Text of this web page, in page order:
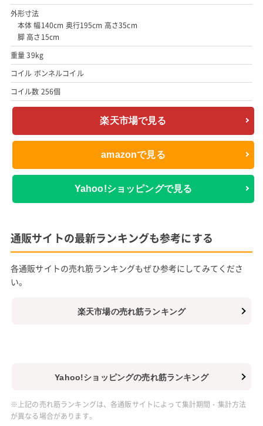
外形寸法
本体 幅140cm 奥行195cm 高さ35cm
脚 高さ15cm
重量 39kg
コイル ボンネルコイル
コイル数 256個
楽天市場で見る
amazonで見る
Yahoo!ショッピングで見る
通販サイトの最新ランキングも参考にする
各通販サイトの売れ筋ランキングもぜひ参考にしてみてくださ
い。
楽天市場の売れ筋ランキング
Yahoo!ショッピングの売れ筋ランキング
※上記の売れ筋ランキングは、各通販サイトによって集計期間・集計方法
が異なる場合があります。